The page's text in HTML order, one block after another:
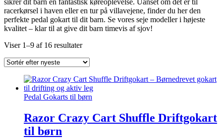
racerkørsel i haven eller en tur på villavejene, finder du her den
perfekte pedal gokart til dit barn. Se vores seje modeller i højeste
kvalitet – klar til at give dit barn timevis af sjov!
Viser 1–9 af 16 resultaterSorteret
seneste
Pedal Gokarts til børn
Razor Crazy Cart Shuffle Driftgokart
til børn